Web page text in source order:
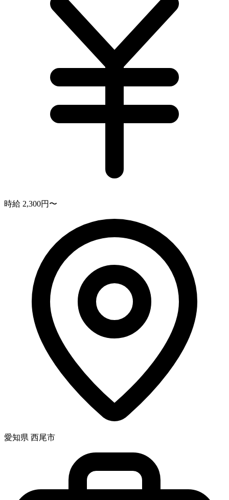
時給 2,300円〜
愛知県 西尾市